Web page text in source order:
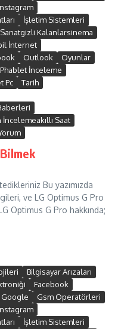
İşletim Sistemleri
Kalanlarsinema
İnternet
Outlook
Oyunlar
Phablet İnceleme
Pc
Tarih
İncelemeakıllı Saat
Bu yazımızda
ve LG Optimus G Pro
Optimus G Pro hakkında;
Bilgisayar Arızaları
Facebook
Google
Gsm Operatörleri
İşletim Sistemleri